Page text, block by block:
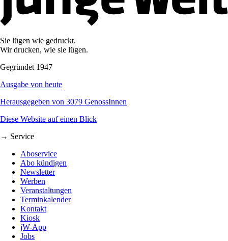
Sie lügen wie gedruckt.
Wir drucken, wie sie lügen.
Gegründet 1947
Ausgabe von heute
Herausgegeben von 3079 GenossInnen
Diese Website auf einen Blick
→ Service
Aboservice
Abo kündigen
Newsletter
Werben
Veranstaltungen
Terminkalender
Kontakt
Kiosk
jW-App
Jobs